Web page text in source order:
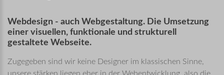
Webdesign - auch Webgestaltung. Die Umsetzung
einer visuellen, funktionale und strukturell
gestaltete Webseite.
Zugegeben sind wir keine Designer im klassischen Sinne,